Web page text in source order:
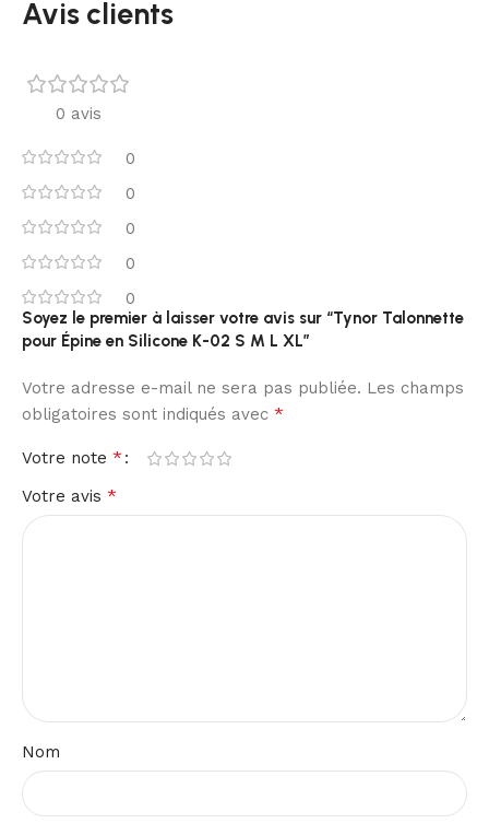
Avis clients
0 avis
0
0
0
0
0
Soyez le premier à laisser votre avis sur “Tynor Talonnette
pour Épine en Silicone K-02 S M L XL”
Votre adresse e-mail ne sera pas publiée. Les champs
obligatoires sont indiqués avec *
Votre note *
Votre avis *
Nom